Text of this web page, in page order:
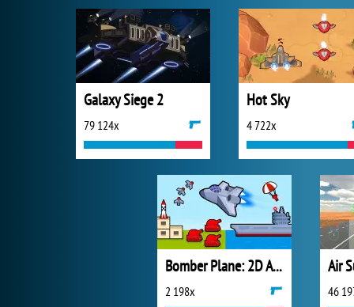
Galaxy Siege 2
79 124x
Hot Sky
4 722x
Bomber Plane: 2D Air Strike
2 198x
Air
46